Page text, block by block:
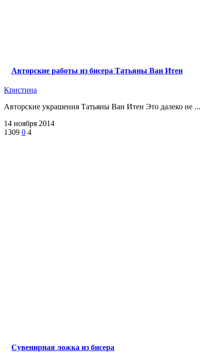
Авторские работы из бисера Татьяны Ван Итен
Кристина
Авторские украшения Татьяны Ван Итен Это далеко не ...
14 ноября 2014
1309 0 4
Сувенирная ложка из бисера